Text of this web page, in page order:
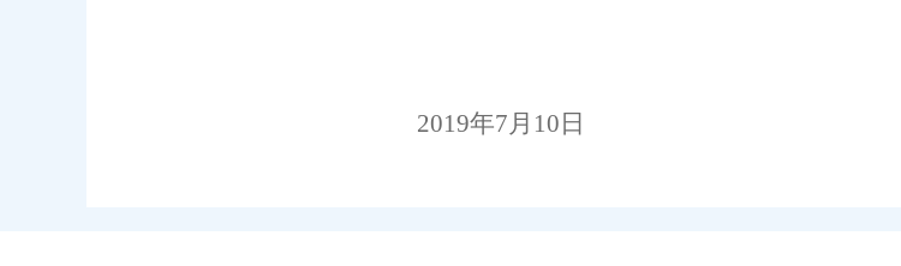
2019年7月 10 日